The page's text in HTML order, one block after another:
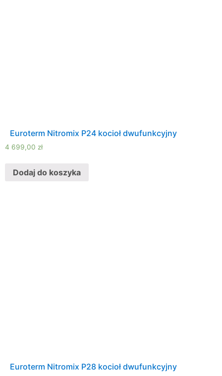
Euroterm Nitromix P24 kocioł dwufunkcyjny
4 699,00 zł
Dodaj do koszyka
Euroterm Nitromix P28 kocioł dwufunkcyjny